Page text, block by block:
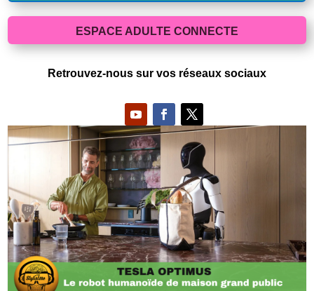
ESPACE ADULTE CONNECTE
Retrouvez-nous sur vos réseaux sociaux